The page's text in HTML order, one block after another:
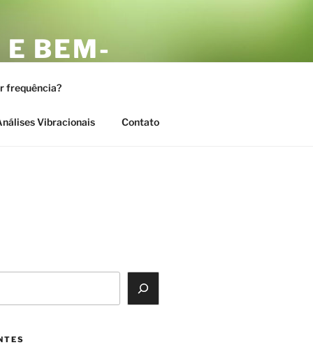
BEM-
frequência?
Vibracionais Contato